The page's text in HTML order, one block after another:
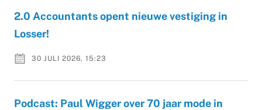
2.0 Accountants opent nieuwe vestiging in
Losser!
30 JULI 2026, 15:23
Podcast: Paul Wigger over 70 jaar mode in